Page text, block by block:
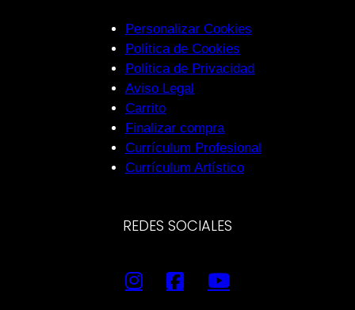
Personalizar Cookies
Política de Cookies
Política de Privacidad
Aviso Legal
Carrito
Finalizar compra
Currículum Profesional
Currículum Artístico
REDES SOCIALES